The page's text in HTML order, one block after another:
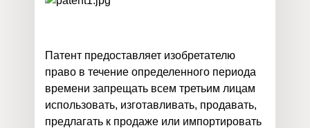
Патент предоставляет изобретателю
право в течение определенного периода
времени запрещать всем третьим лицам
использовать, изготавливать, продавать,
предлагать к продаже или импортировать